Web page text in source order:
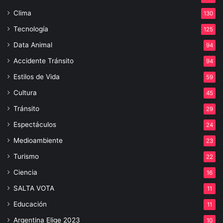
Clima 130
Tecnología 125
Data Animal 94
Accidente Tránsito 94
Estilos de Vida 59
Cultura 45
Tránsito 29
Espectáculos 24
Medioambiente 23
Turismo 22
Ciencia 16
SALTA VOTA 11
Educación 11
Argentina Elige 2023 10